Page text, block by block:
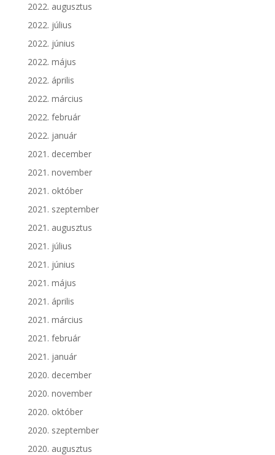
2022. augusztus
2022. július
2022. június
2022. május
2022. április
2022. március
2022. február
2022. január
2021. december
2021. november
2021. október
2021. szeptember
2021. augusztus
2021. július
2021. június
2021. május
2021. április
2021. március
2021. február
2021. január
2020. december
2020. november
2020. október
2020. szeptember
2020. augusztus